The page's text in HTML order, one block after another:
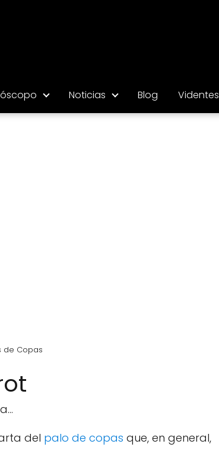
Noticias Blog Videntes
de Copas
del palo de copas que, en general,